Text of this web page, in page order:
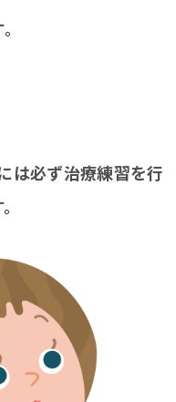
は必ず治療練習を行